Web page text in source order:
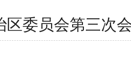
委员会第三次